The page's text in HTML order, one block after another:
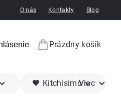
O nás Kontakty Blog
Nákupný
Prázdny košík
🖤 KitchisimoViac